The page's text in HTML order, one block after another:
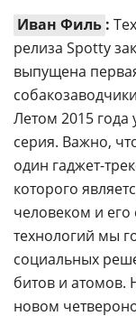
Иван Филь :
релиза Spotty
выпущена
Летом 2015 года
серия. Важно,
один гаджет-
которого
человеком и
технологий мы
социальных
битов и
новом